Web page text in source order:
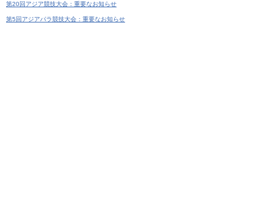
第20回アジア競技大会：重要なお知らせ
第5回アジアパラ競技大会：重要なお知らせ